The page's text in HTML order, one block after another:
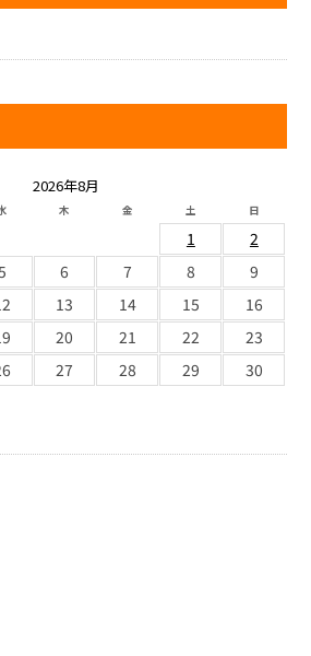
2026年8月
木 金 土 日
1
2
6 7 8
9
13 14 15
16
20 21 22
23
27 28 29
30